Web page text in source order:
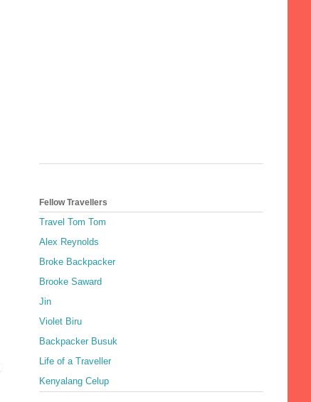
Fellow Travellers
Travel Tom Tom
Alex Reynolds
Broke Backpacker
Brooke Saward
Jin
Violet Biru
Backpacker Busuk
Life of a Traveller
Kenyalang Celup